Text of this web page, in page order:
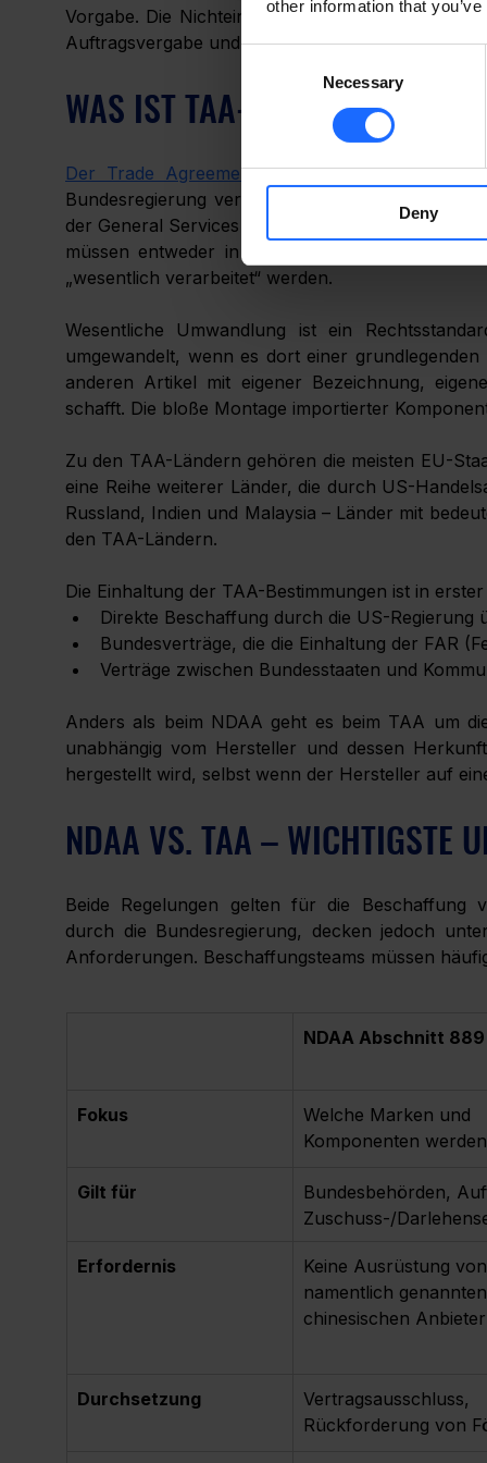
other information that
Necessary
Deny
Vorgabe. Die Nichteinhaltung kann zur
Auftragsvergabe und in manchen Fällen zur
WAS IST TAA-KONFORMITÄT?
Der Trade Agreements Act (TAA) ist ein US-
Bundesregierung verkauft werden, hergestellt
der General Services Administration (GSA) und
müssen entweder in den Vereinigten Staaten
„wesentlich verarbeitet“ werden.
Wesentliche Umwandlung ist ein
umgewandelt, wenn es dort einer
anderen Artikel mit eigener Bezeichnung,
schafft. Die bloße Montage importierter
Zu den TAA-Ländern gehören die meisten EU-
eine Reihe weiterer Länder, die durch US-
Russland, Indien und Malaysia – Länder mit
den TAA-Ländern.
Die Einhaltung der TAA-Bestimmungen ist in
Direkte Beschaffung durch die US-Regierung
Bundesverträge, die die Einhaltung der FAR
Verträge zwischen Bundesstaaten und
Anders als beim NDAA geht es beim TAA um
unabhängig vom Hersteller und dessen
hergestellt wird, selbst wenn der Hersteller auf
NDAA VS. TAA – WICHTIGSTE
Beide Regelungen gelten für die Beschaffung
durch die Bundesregierung, decken jedoch
Anforderungen. Beschaffungsteams müssen
NDAA Abschnitt 889
Fokus
Welche Marken und
Komponenten
Gilt für
Bundesbehörden,
Zuschuss-/
Erfordernis
Keine Ausrüstung
namentlich genannten
chinesischen
Durchsetzung
Vertragsausschluss,
Rückforderung von